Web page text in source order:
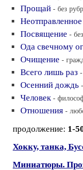
Прощай - без
Посвящение -
Ода свечному
Очищение -
Всего лишь раз
Осенний дождь
Человек -
Отношения -
продолжение: 1-
Хокку, танка,
Миниатюры.